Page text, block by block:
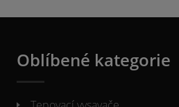
Oblíbené kategorie